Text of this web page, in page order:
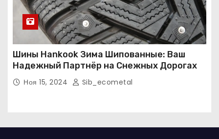
Шины Hankook Зима Шипованные: Ваш
Надежный Партнёр на Снежных Дорогах
Ноя 15, 2024 Sib_ecometal